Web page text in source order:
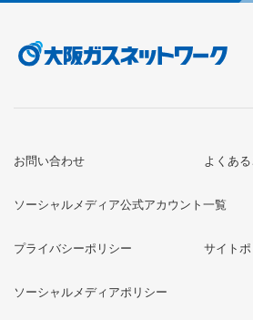
お問い合わせ よくあ
ソーシャルメディア公式アカウント一覧
プライバシーポリシー サイト
ソーシャルメディアポリシー